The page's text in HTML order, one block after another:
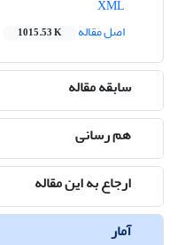
اصل مقاله
1015.53 K
سابقه مقاله
هم رسانی
ارجاع به این مقاله
آمار